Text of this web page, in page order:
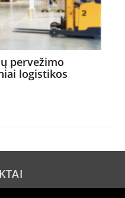
pervežimo
logistikos